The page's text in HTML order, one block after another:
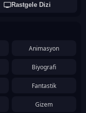
Rastgele Dizi
Animasyon
Biyografi
Fantastik
Gizem